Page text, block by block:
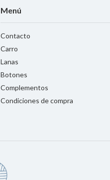
Menú
Contacto
Carro
Lanas
Botones
Complementos
Condiciones de compra